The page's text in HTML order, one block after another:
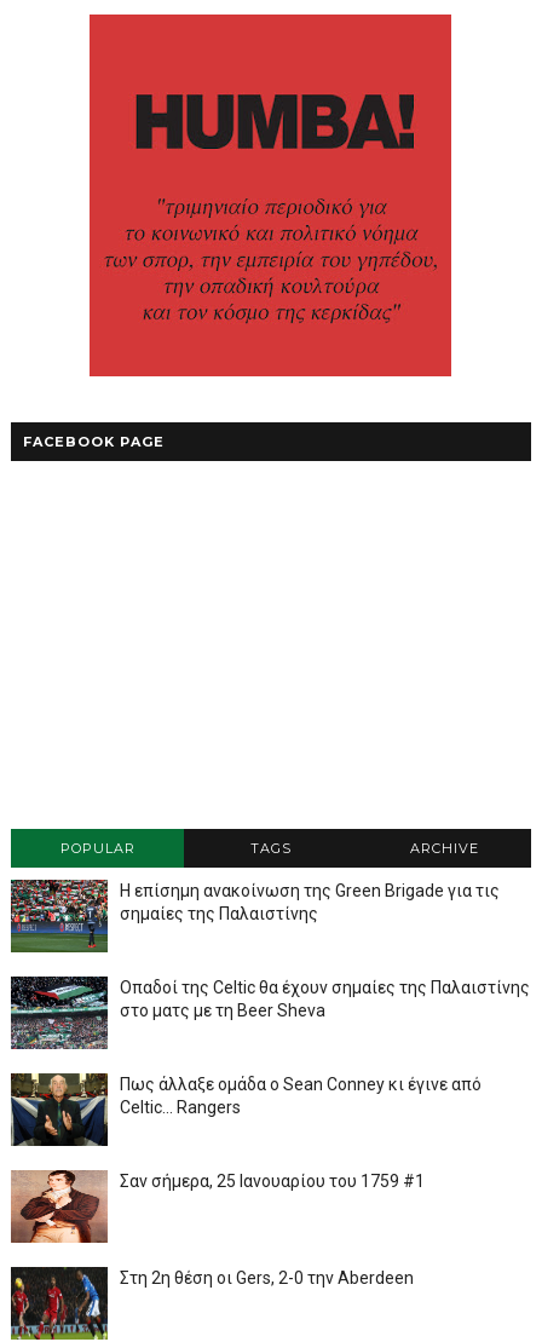
FACEBOOK PAGE
POPULAR TAGS ARCHIVE
Η επίσημη ανακοίνωση της Green Brigade για τις
σημαίες της Παλαιστίνης
Οπαδοί της Celtic θα έχουν σημαίες της Παλαιστίνης
στο ματς με τη Beer Sheva
Πως άλλαξε ομάδα ο Sean Conney κι έγινε από
Celtic... Rangers
Σαν σήμερα, 25 Ιανουαρίου του 1759 #1
Στη 2η θέση οι Gers, 2-0 την Aberdeen